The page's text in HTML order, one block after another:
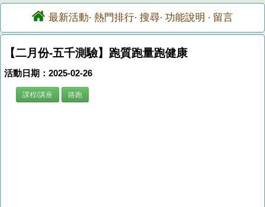
最新活動· 熱門排行· 搜尋· 功能說明 · 留言
【二月份-五千測驗】跑質跑量跑健康
活動日期：2025-02-26
課程/講座 路跑